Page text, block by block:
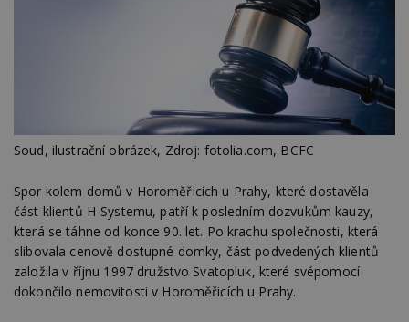
Soud, ilustrační obrázek, Zdroj: fotolia.com, BCFC
Spor kolem domů v Horoměřicích u Prahy, které dostavěla
část klientů H-Systemu, patří k posledním dozvukům kauzy,
která se táhne od konce 90. let. Po krachu společnosti, která
slibovala cenově dostupné domky, část podvedených klientů
založila v říjnu 1997 družstvo Svatopluk, které svépomocí
dokončilo nemovitosti v Horoměřicích u Prahy.